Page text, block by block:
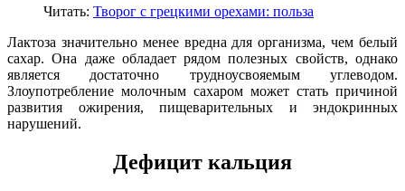
Читать: Творог с грецкими орехами: польза
Лактоза значительно менее вредна для организма, чем белый
сахар. Она даже обладает рядом полезных свойств, однако
является достаточно трудноусвояемым углеводом.
Злоупотребление молочным сахаром может стать причиной
развития ожирения, пищеварительных и эндокринных
нарушений.
Дефицит кальция